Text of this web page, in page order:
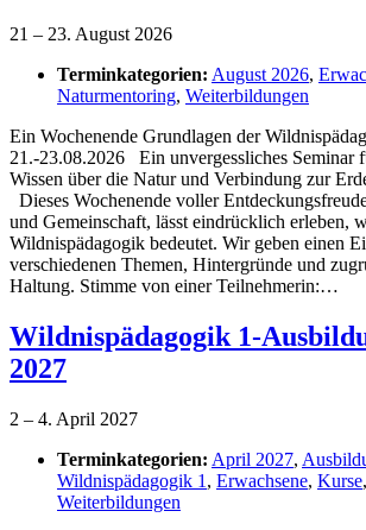
21 – 23. August 2026
Terminkategorien: August 2026,
Naturmentoring, Weiterbildungen
Ein Wochenende Grundlagen der
21.-23.08.2026 Ein unvergessliches Seminar
Wissen über die Natur und Verbindung zur
Dieses Wochenende voller
und Gemeinschaft, lässt eindrücklich erleben,
Wildnispädagogik bedeutet. Wir geben einen
verschiedenen Themen, Hintergründe und
Haltung. Stimme von einer Teilnehmerin:…
Wildnispädagogik 1-
2027
2 – 4. April 2027
Terminkategorien: April 2027,
Wildnispädagogik 1 , Erwachsene, Kurse,
Weiterbildungen